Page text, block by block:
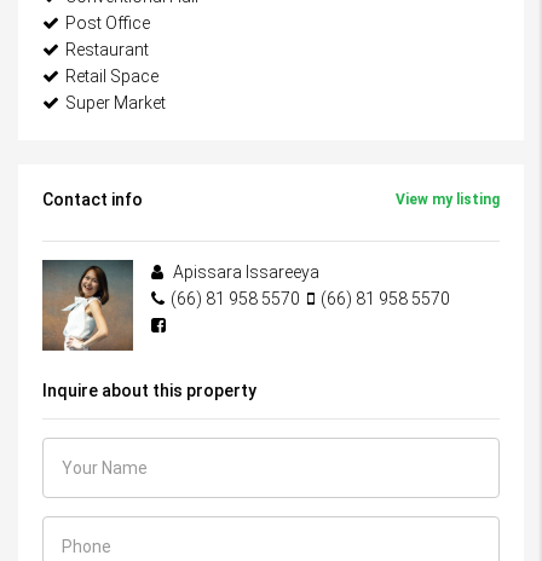
Post Office
Restaurant
Retail Space
Super Market
Contact info View my listing
Apissara Issareeya
(66) 81 958 5570
(66) 81 958 5570
Inquire about this property